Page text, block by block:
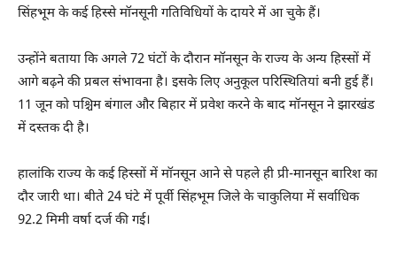
सिंहभूम के कई हिस्से मॉनसूनी गतिविधियों के दायरे में आ चुके हैं।
उन्होंने बताया कि अगले 72 घंटों के दौरान मॉनसून के राज्य के अन्य हिस्सों में
आगे बढ़ने की प्रबल संभावना है। इसके लिए अनुकूल परिस्थितियां बनी हुई हैं।
11 जून को पश्चिम बंगाल और बिहार में प्रवेश करने के बाद मॉनसून ने झारखंड
में दस्तक दी है।
हालांकि राज्य के कई हिस्सों में मॉनसून आने से पहले ही प्री-मानसून बारिश का
दौर जारी था। बीते 24 घंटे में पूर्वी सिंहभूम जिले के चाकुलिया में सर्वाधिक
92.2 मिमी वर्षा दर्ज की गई।